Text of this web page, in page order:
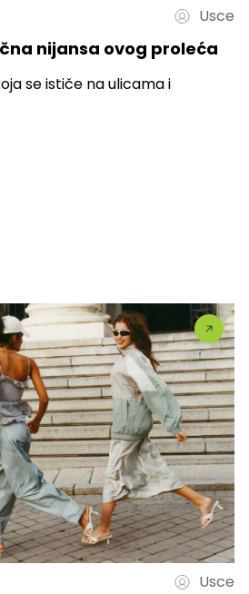
Usce
nijansa ovog proleća
se ističe na ulicama i
Usce